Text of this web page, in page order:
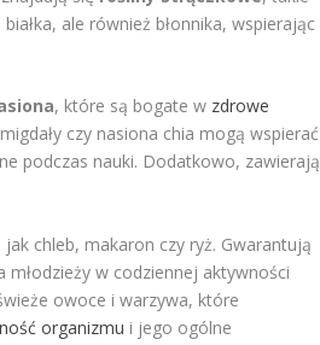
ale również błonnika, wspierając
, które są bogate w zdrowe
czy nasiona chia mogą wspierać
podczas nauki. Dodatkowo, zawierają
jak chleb, makaron czy ryż. Gwarantują
młodzieży w codziennej aktywności
owoce i warzywa, które
organizmu i jego ogólne